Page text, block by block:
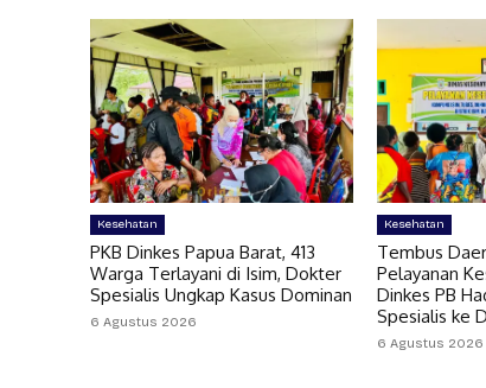
Kesehatan
PKB Dinkes Papua Barat, 413
Warga Terlayani di Isim, Dokter
Spesialis Ungkap Kasus Dominan
6 Agustus 2026
Kesehatan
Tembus
Pelayanan
Dinkes PB
Spesialis ke
6 Agustus 2026